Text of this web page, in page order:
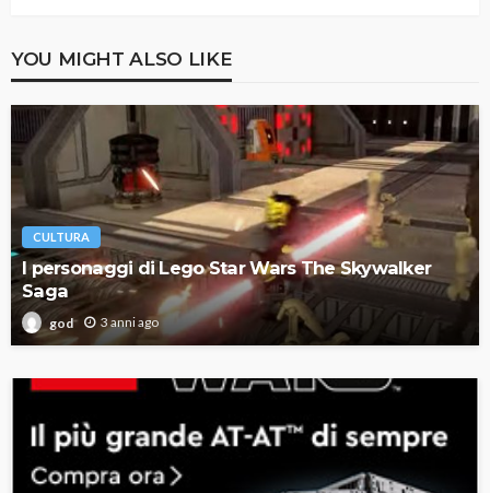
YOU MIGHT ALSO LIKE
CULTURA
I personaggi di Lego Star Wars The Skywalker
Saga
god 3 anni ago